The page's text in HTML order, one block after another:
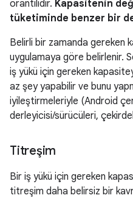
orantılıdır. Kapasitenin
tüketiminde benzer bir
Belirli bir zamanda gereken
uygulamaya göre belirlenir.
iş yükü için gereken
az şey yapabilir ve bunu
iyileştirmeleriyle (Android
derleyicisi/sürücüleri, çekirdek)
Titreşim
Bir iş yükü için gereken
titreşim daha belirsiz bir